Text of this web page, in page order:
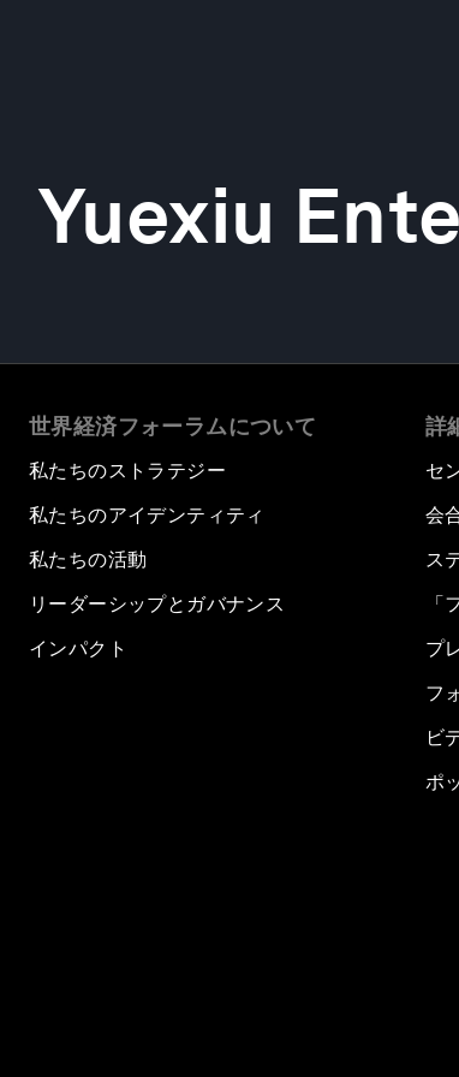
Yuexiu
世界経済フォーラムについて
私たちのストラテジー
私たちのアイデンティティ
私たちの活動
リーダーシップとガバナンス
インパクト
詳
セ
会
ス
「
プ
フ
ビ
ポ